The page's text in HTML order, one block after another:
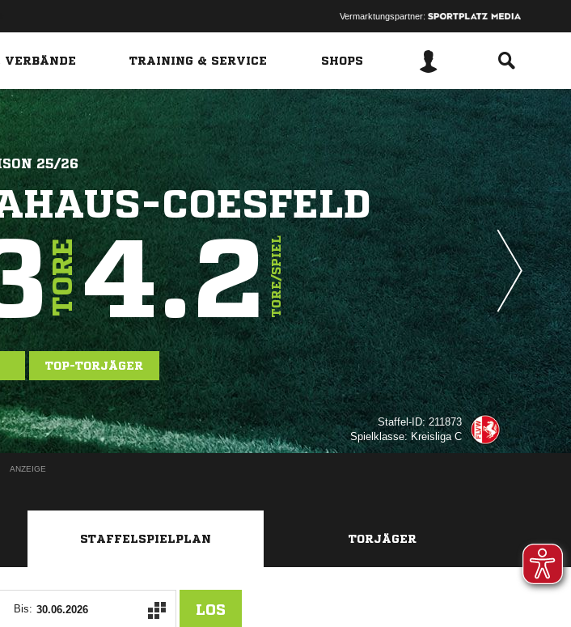
Vermarktungspartner:
VERBÄNDE TRAINING & SERVICE SHOPS
25/26
COESFELD
TORE4.2TORE/SPIEL
TOP-TORJÄGER
Staffel-ID: 211873
Spielklasse: Kreisliga C
ANZEIGE
STAFFELSPIELPLAN TORJÄGER
Bis: LOS